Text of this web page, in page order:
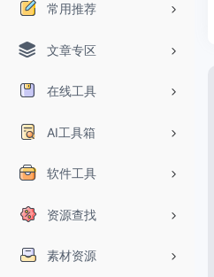
常用推荐
文章专区
在线工具
AI工具箱
软件工具
资源查找
素材资源